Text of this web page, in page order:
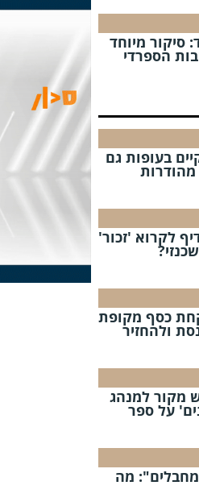
סיקור מיוחד
הספרדי
בעופות גם
מהודרות
לקרוא 'זכור'
כסף מקופת
ולהחזיר
מקור למנהג
על ספר
מה